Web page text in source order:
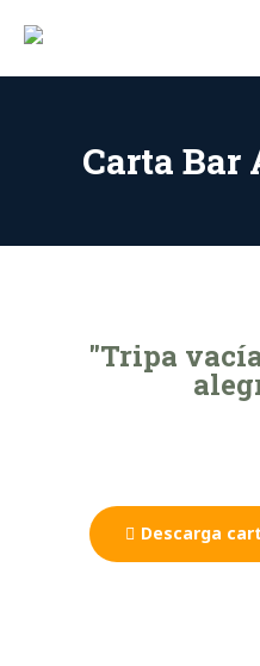
Camping
Agrandella
Camping
en
encantoCarta Bar
"Tripa
Descarga